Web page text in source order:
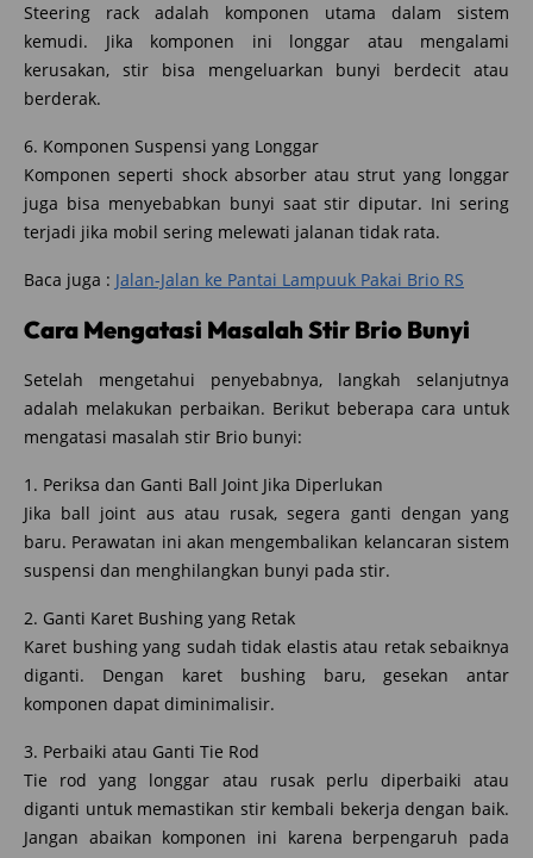
Steering rack adalah komponen utama dalam sistem
kemudi. Jika komponen ini longgar atau mengalami
kerusakan, stir bisa mengeluarkan bunyi berdecit atau
berderak.
6. Komponen Suspensi yang Longgar
Komponen seperti shock absorber atau strut yang longgar
juga bisa menyebabkan bunyi saat stir diputar. Ini sering
terjadi jika mobil sering melewati jalanan tidak rata.
Baca juga : Jalan-Jalan ke Pantai Lampuuk Pakai Brio RS
Cara Mengatasi Masalah Stir Brio Bunyi
Setelah mengetahui penyebabnya, langkah selanjutnya
adalah melakukan perbaikan. Berikut beberapa cara untuk
mengatasi masalah stir Brio bunyi:
1. Periksa dan Ganti Ball Joint Jika Diperlukan
Jika ball joint aus atau rusak, segera ganti dengan yang
baru. Perawatan ini akan mengembalikan kelancaran sistem
suspensi dan menghilangkan bunyi pada stir.
2. Ganti Karet Bushing yang Retak
Karet bushing yang sudah tidak elastis atau retak sebaiknya
diganti. Dengan karet bushing baru, gesekan antar
komponen dapat diminimalisir.
3. Perbaiki atau Ganti Tie Rod
Tie rod yang longgar atau rusak perlu diperbaiki atau
diganti untuk memastikan stir kembali bekerja dengan baik.
Jangan abaikan komponen ini karena berpengaruh pada